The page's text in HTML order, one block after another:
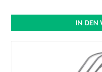
IN DEN